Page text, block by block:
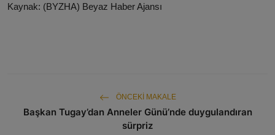
Kaynak: (BYZHA) Beyaz Haber Ajansı
ÖNCEKI MAKALE
Başkan Tugay’dan Anneler Günü’nde duygulandıran
sürpriz